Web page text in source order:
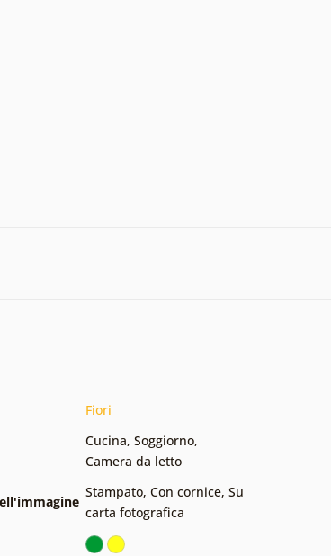
Fiori
Cucina, Soggiorno,
Camera da letto
Stampato, Con cornice, Su
carta fotografica